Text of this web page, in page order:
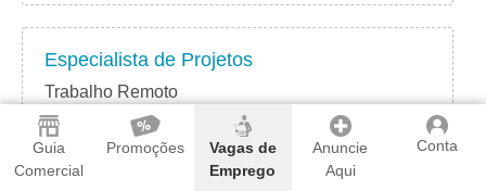
Guia
Comercial
Promoções
Vagas de
Emprego
Anuncie
Aqui
Conta
Especialista de Projetos
Trabalho Remoto
CLT Home Office
31 de julho de 2026